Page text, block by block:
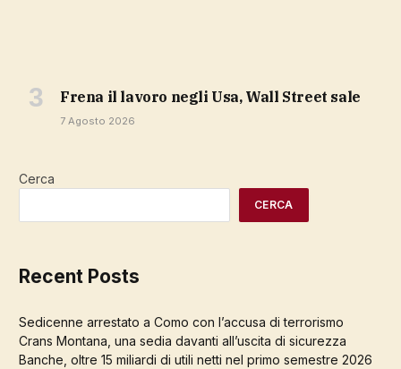
Frena il lavoro negli Usa, Wall Street sale
7 Agosto 2026
Cerca
CERCA
Recent Posts
Sedicenne arrestato a Como con l’accusa di terrorismo
Crans Montana, una sedia davanti all’uscita di sicurezza
Banche, oltre 15 miliardi di utili netti nel primo semestre 2026